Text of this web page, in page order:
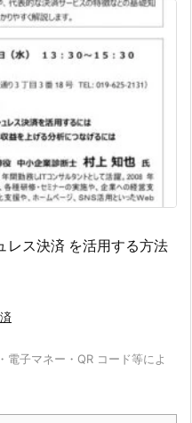
レス決済 を活用する方法
電子マネー・QR コード等によ